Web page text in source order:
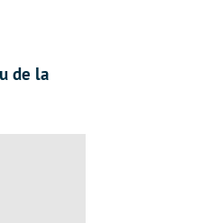
de la